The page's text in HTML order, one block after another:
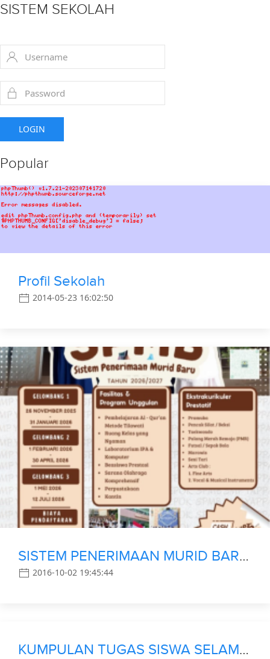
SISTEM SEKOLAH
LOGIN
Popular
Profil Sekolah
2014-05-23 16:02:50
SISTEM PENERIMAAN MURID BARU (SPMB) SMP YAPPA DEPOK
2016-10-02 19:45:44
KUMPULAN TUGAS SISWA SELAMA LIBURAN